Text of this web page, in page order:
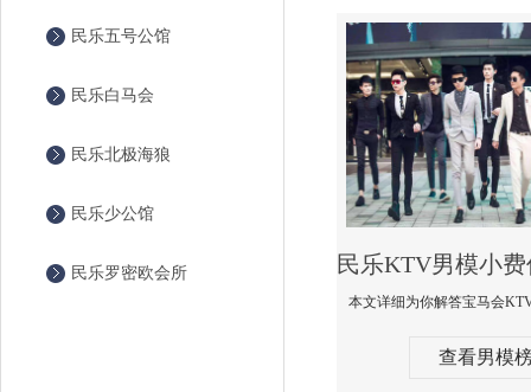
民乐五号公馆
民乐白马会
民乐北极海狼
民乐少公馆
民乐罗密欧会所
查看男模